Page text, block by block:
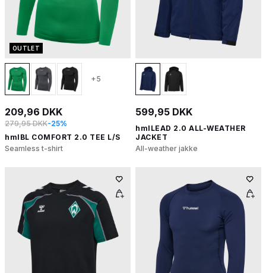
OUTLET
+5
209,96 DKK
279,95 DKK-25%
hmlBL COMFORT 2.0 TEE L/S
Seamless t-shirt
599,95 DKK
hmlLEAD 2.0 ALL-WEATHER
JACKET
All-weather jakke